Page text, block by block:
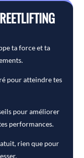
ta force et ta
pour atteindre tes
pour améliorer
performances.
rien que pour